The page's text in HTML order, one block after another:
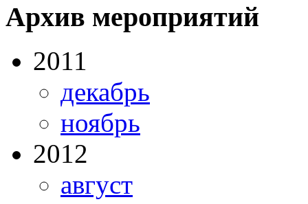
Архив мероприятий
2011
декабрь
ноябрь
2012
август